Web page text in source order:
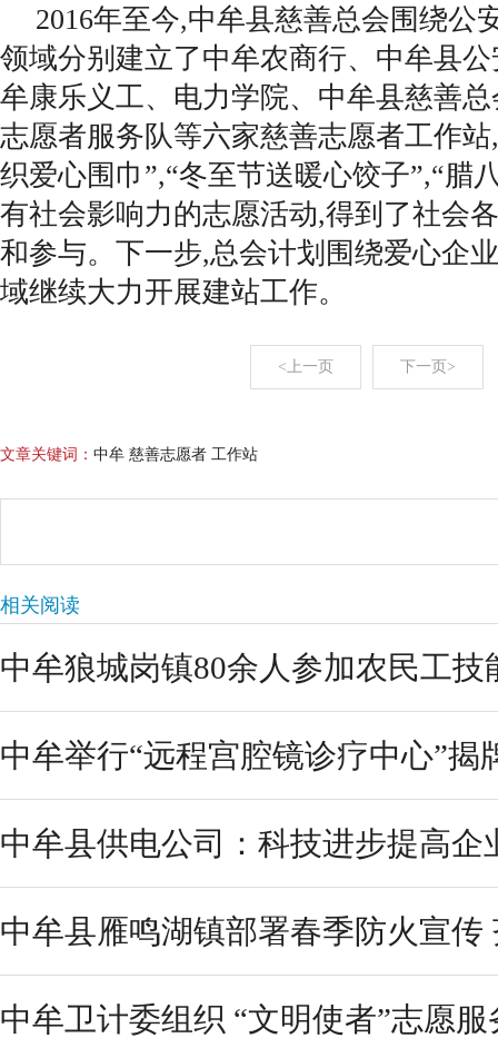
2016年至今,中牟县慈善总会围绕公
领域分别建立了中牟农商行、中牟县
牟康乐义工、电力学院、中牟县慈善
志愿者服务队等六家慈善志愿者工作
织爱心围巾”,“冬至节送暖心饺子”,“腊
有社会影响力的志愿活动,得到了社会
和参与。下一步,总会计划围绕爱心企
域继续大力开展建站工作。
<上一页 下一页>
文章关键词： 中牟 慈善志愿者 工作站
相关阅读
中牟狼城岗镇80余人参加农民工技
中牟举行“远程宫腔镜诊疗中心”揭
中牟县供电公司：科技进步提高企
中牟县雁鸣湖镇部署春季防火宣传
中牟卫计委组织 “文明使者”志愿服